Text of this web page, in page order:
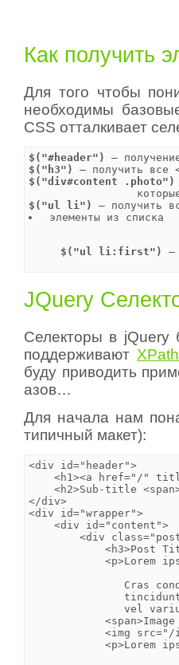
Как получить
Для того чтобы
необходимы
CSS отталкивает
$("#header")
$("h3")
$("div#content .photo")
$("ul li")
— получить
элементы из списка
$("ul li:first")
JQuery
Селекторы в jQuery
поддерживают XPath
буду приводить
азов…
Для начала нам
типичный макет):
<div id="header">
<h1><a href="/"
<h2>Sub-title
</div>
<div id="wrapper">
    <div id="content">
<div
<h3>Post
<p>Lorem
Cras
vel
<span>Image
<img
<p>Lorem